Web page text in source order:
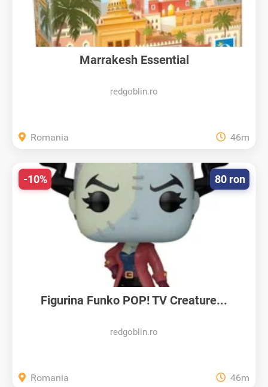
Marrakesh Essential
redgoblin.ro
Romania 46m
Figurina Funko POP! TV Creature...
redgoblin.ro
80 ron
-10%
Romania 46m